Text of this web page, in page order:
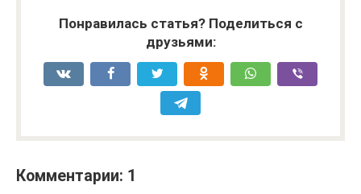
Понравилась статья? Поделиться с
друзьями:
Комментарии: 1